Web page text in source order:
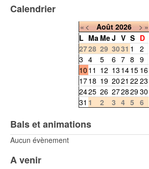
Calendrier
«< Août 2026 >»
L Ma MeJ V S D
2728 29 3031 1
2
3 4 5 6 7 8 9
10 11 12 13 1415 16
1718 19 2021 22 23
2425 26 27282930
31 1 2 3 4 5 6
Bals et animations
Aucun évènement
A venir